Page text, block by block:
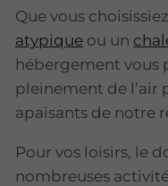
Que vous
atypique ou un
hébergement vous
pleinement de l’air
apaisants de notre
Pour vos loisirs, le
nombreuses